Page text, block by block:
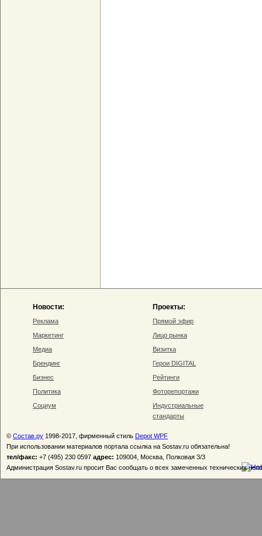
Новости:
Реклама
Маркетинг
Медиа
Брендинг
Бизнес
Политика
Социум
Проекты:
Прямой эфир
Лицо рынка
Визитка
Герои DIGITAL
Рейтинги
Фоторепортажи
Индустриальные
стандарты
© Состав.ру 1998-2017, фирменный стиль Depot WPF
При использовании материалов портала ссылка на Sostav.ru обязательна!
тел/факс: +7 (495) 230 0597 адрес: 109004, Москва, Полковая 3/3
Администрация Sostav.ru просит Вас сообщать о всех замеченных технических